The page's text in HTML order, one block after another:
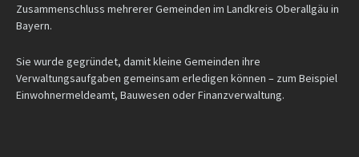
Zusammenschluss mehrerer Gemeinden im Landkreis Oberallgäu in
Bayern.
Sie wurde gegründet, damit kleine Gemeinden ihre
Verwaltungsaufgaben gemeinsam erledigen können – zum Beispiel
Einwohnermeldeamt, Bauwesen oder Finanzverwaltung.